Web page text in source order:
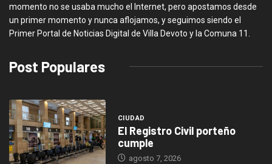
momento no se usaba mucho el Internet, pero apostamos desde
un primer momento y nunca aflojamos, y seguimos siendo el
Primer Portal de Noticias Digital de Villa Devoto y la Comuna 11.
Post Populares
CIUDAD
El Registro Civil porteño
cumple
agosto 7, 2026